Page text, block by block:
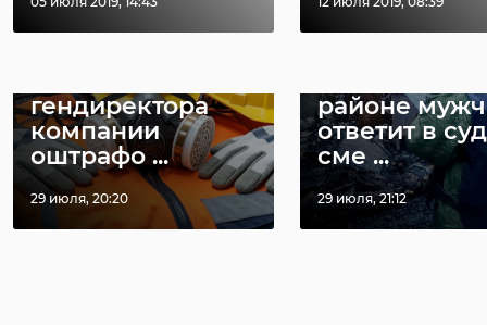
гендиректора
компании
оштрафо ...
29 июля, 20:20
районе
ответит в
сме ...
29 июля, 21:12